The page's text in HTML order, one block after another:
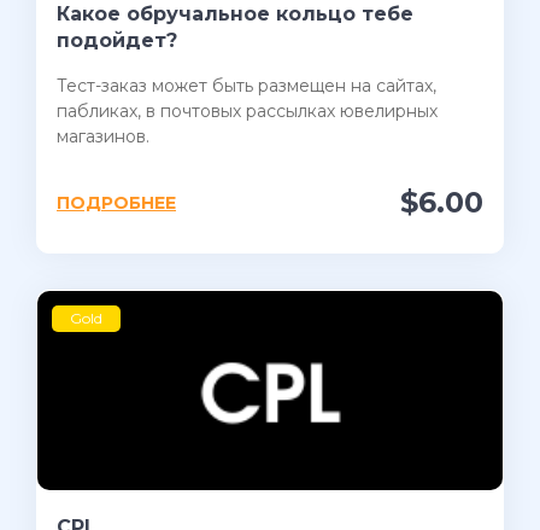
Какое обручальное кольцо тебе
подойдет?
Тест-заказ может быть размещен на сайтах,
пабликах, в почтовых рассылках ювелирных
магазинов.
$6.00
ПОДРОБНЕЕ
Gold